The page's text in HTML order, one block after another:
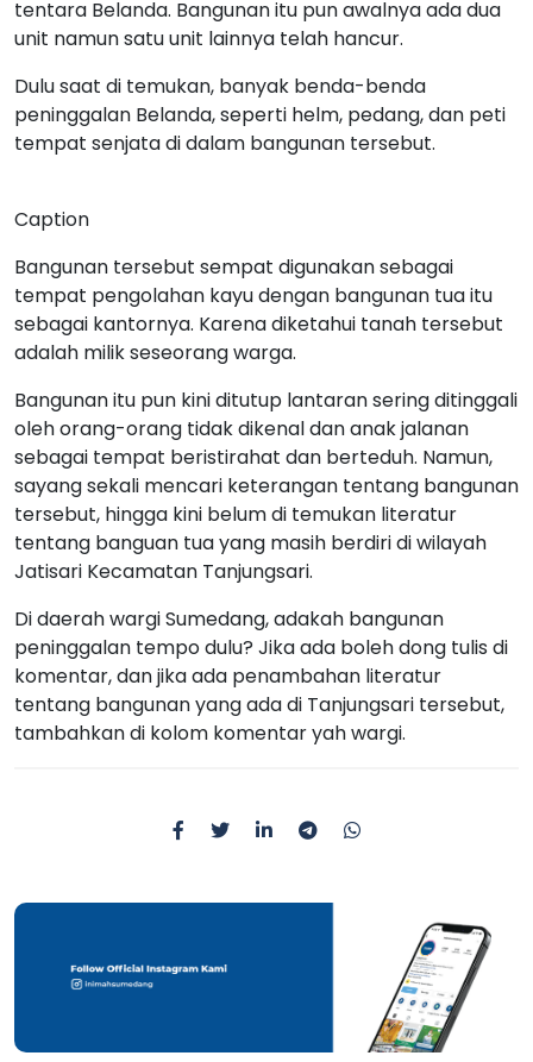
tentara Belanda. Bangunan itu pun awalnya ada dua
unit namun satu unit lainnya telah hancur.
Dulu saat di temukan, banyak benda-benda
peninggalan Belanda, seperti helm, pedang, dan peti
tempat senjata di dalam bangunan tersebut.
Caption
Bangunan tersebut sempat digunakan sebagai
tempat pengolahan kayu dengan bangunan tua itu
sebagai kantornya. Karena diketahui tanah tersebut
adalah milik seseorang warga.
Bangunan itu pun kini ditutup lantaran sering ditinggali
oleh orang-orang tidak dikenal dan anak jalanan
sebagai tempat beristirahat dan berteduh. Namun,
sayang sekali mencari keterangan tentang bangunan
tersebut, hingga kini belum di temukan literatur
tentang banguan tua yang masih berdiri di wilayah
Jatisari Kecamatan Tanjungsari.
Di daerah wargi Sumedang, adakah bangunan
peninggalan tempo dulu? Jika ada boleh dong tulis di
komentar, dan jika ada penambahan literatur
tentang bangunan yang ada di Tanjungsari tersebut,
tambahkan di kolom komentar yah wargi.